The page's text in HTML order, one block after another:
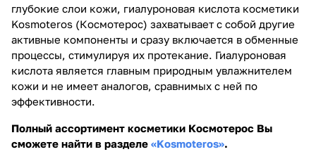
глубокие слои кожи, гиалуроновая кислота косметики
Kosmoteros (Космотерос) захватывает с собой другие
активные компоненты и сразу включается в обменные
процессы, стимулируя их протекание. Гиалуроновая
кислота является главным природным увлажнителем
кожи и не имеет аналогов, сравнимых с ней по
эффективности.
Полный ассортимент косметики Космотерос Вы
сможете найти в разделе «Kosmoteros».
Мезок
октей
ли
товаров
Био
рев
итал
товар